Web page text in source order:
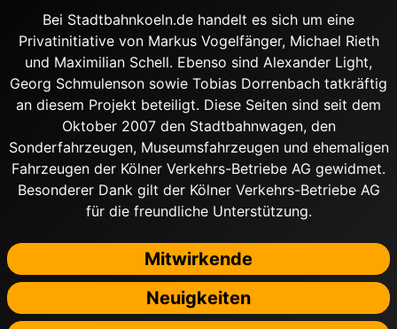
Bei Stadtbahnkoeln.de handelt es sich um eine
Privatinitiative von Markus Vogelfänger, Michael Rieth
und Maximilian Schell. Ebenso sind Alexander Light,
Georg Schmulenson sowie Tobias Dorrenbach tatkräftig
an diesem Projekt beteiligt. Diese Seiten sind seit dem
Oktober 2007 den Stadtbahnwagen, den
Sonderfahrzeugen, Museumsfahrzeugen und ehemaligen
Fahrzeugen der Kölner Verkehrs-Betriebe AG gewidmet.
Besonderer Dank gilt der Kölner Verkehrs-Betriebe AG
für die freundliche Unterstützung.
Mitwirkende
Neuigkeiten